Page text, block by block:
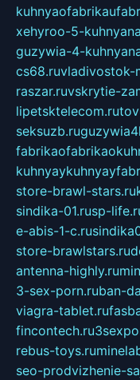
xehyroo-5-
guzywia-4-
cs68.ruvladivostok-
raszar.ruvskrytie-
lipetsktelecom.ru
seksuzb.ru
store-brawl-stars.ru
sindika-01.rusp-
e-abis-1-c.ru
store-brawlstars.ru
antenna-highly.ru
3-sex-porn.ruban-
viagra-tablet.ru
fincontech.ru
rebus-toys.ru
seo-prodvizhenie-